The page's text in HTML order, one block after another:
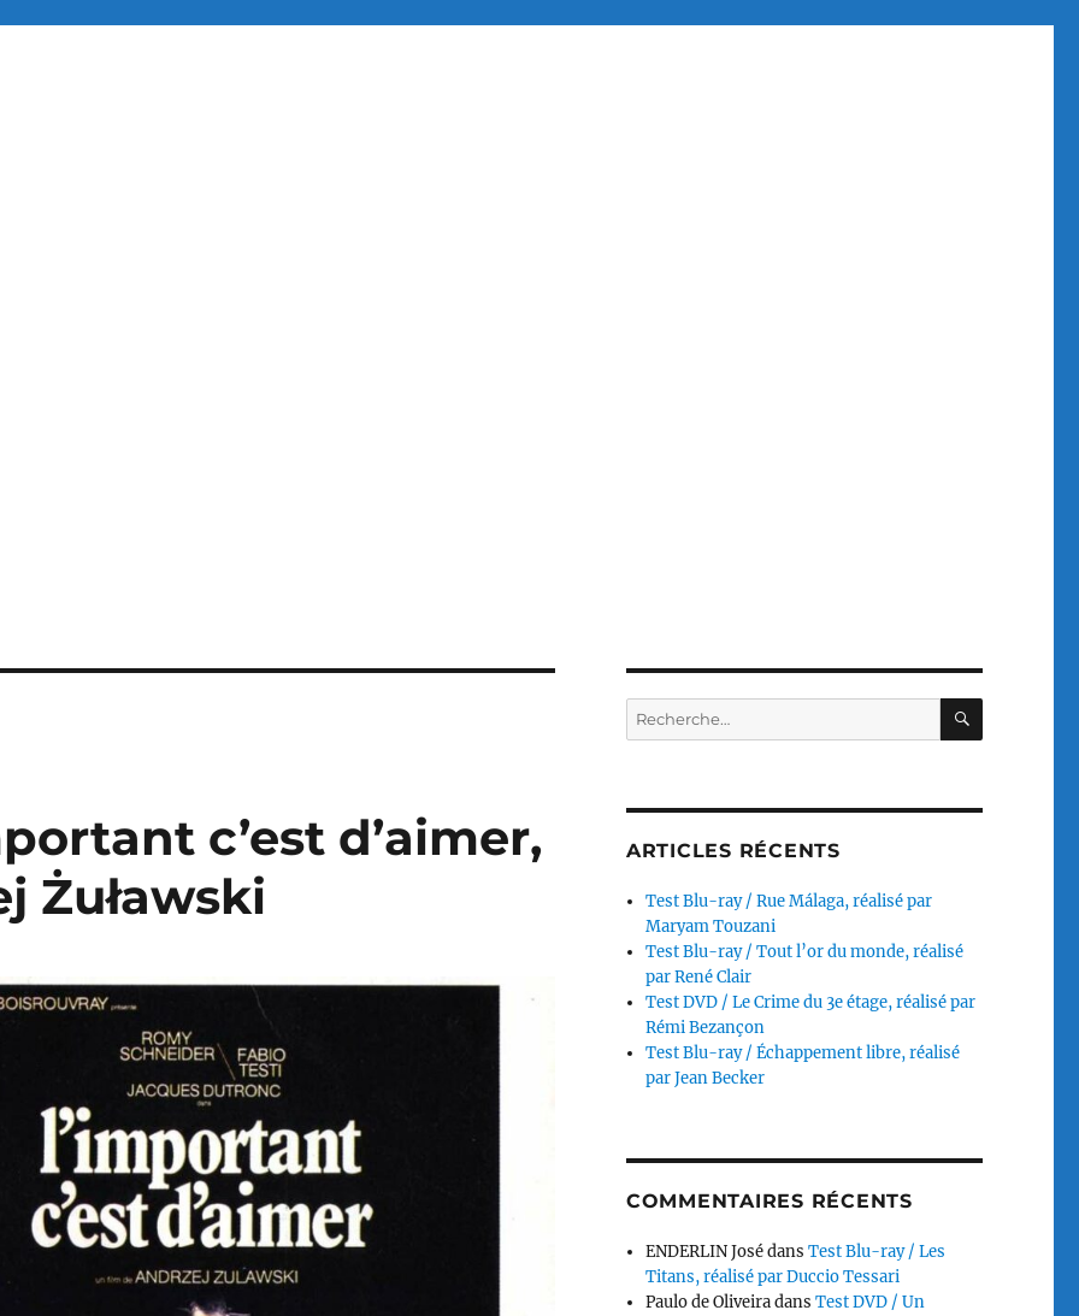
c’est d’aimer,
Żuławski
Recherche
pour :
ARTICLES RÉCENTS
Test Blu-ray / Rue Málaga, réalisé par
Maryam Touzani
Test Blu-ray / Tout l’or du monde, réalisé
par René Clair
Test DVD / Le Crime du 3e étage, réalisé par
Rémi Bezançon
Test Blu-ray / Échappement libre, réalisé
par Jean Becker
COMMENTAIRES RÉCENTS
ENDERLIN JosédansTest Blu-ray / Les
Titans, réalisé par Duccio Tessari
Paulo de OliveiradansTest DVD / Un